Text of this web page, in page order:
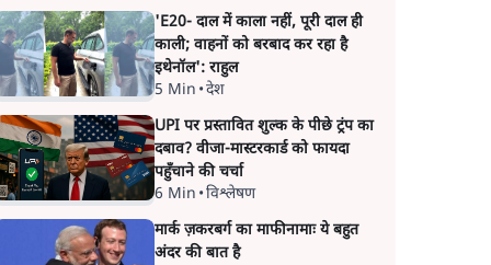
'E20- दाल में काला नहीं, पूरी दाल ही
काली; वाहनों को बरबाद कर रहा है
इथेनॉल': राहुल
5 Min •देश
UPI पर प्रस्तावित शुल्क के पीछे ट्रंप का
दबाव? वीजा-मास्टरकार्ड को फायदा
पहुँचाने की चर्चा
6 Min •विश्लेषण
मार्क ज़करबर्ग का माफीनामाः ये बहुत
अंदर की बात है